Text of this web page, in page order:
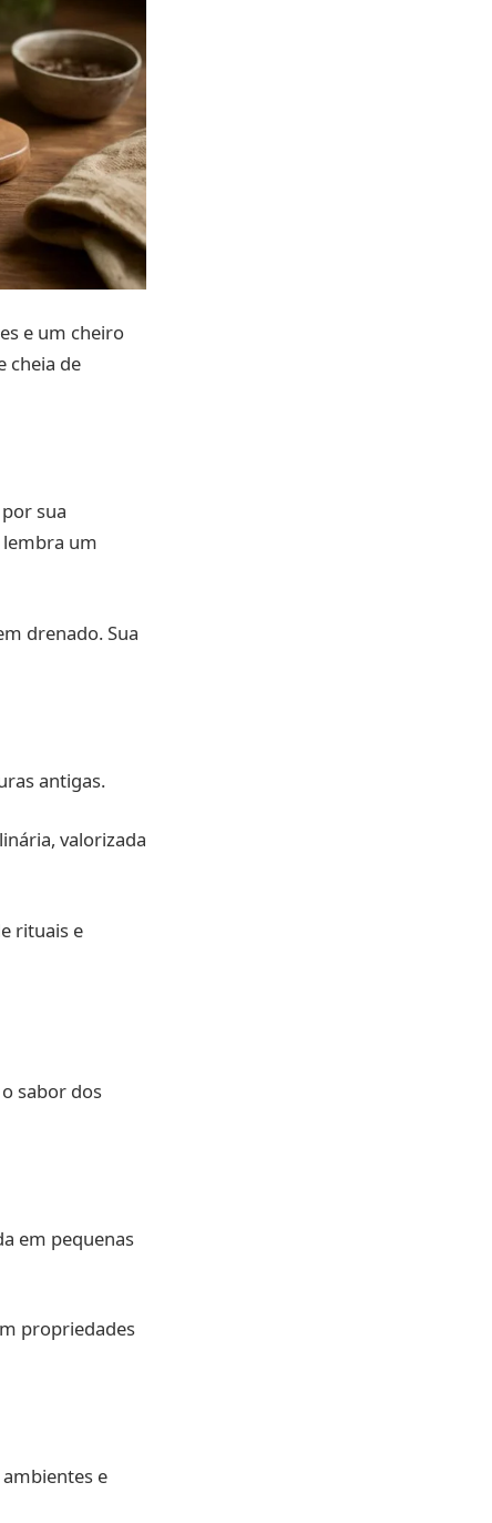
e um cheiro
cheia de
sua
lembra um
drenado. Sua
antigas.
valorizada
rituais e
o sabor dos
em pequenas
propriedades
e